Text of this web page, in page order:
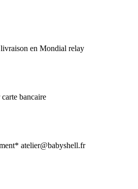
en Mondial relay
bancaire
atelier@babyshell.fr